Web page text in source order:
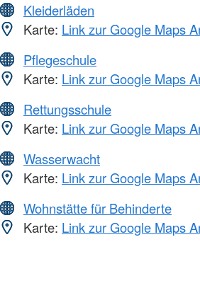
Kleiderläden
Karte: Link zur Google Maps
Pflegeschule
Karte: Link zur Google Maps
Rettungsschule
Karte: Link zur Google Maps
Wasserwacht
Karte: Link zur Google Maps
Wohnstätte für Behinderte
Karte: Link zur Google Maps